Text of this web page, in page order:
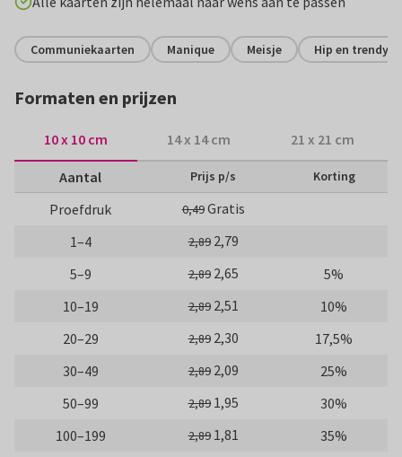
Communiekaarten Manique Meisje Hip en trendy
Formaten en prijzen
10 x 10 cm 14 x 14 cm 21 x 21 cm
Aantal Prijs p/s Korting
Proefdruk 0,49Gratis
1–4
2,89 2,79
5–9
2,89 2,65
5%
10–19
2,89 2,51
10%
20–29
2,89 2,30
17,5%
30–49
2,89 2,09
25%
50–99
2,89 1,95
30%
100–199
2,89 1,81
35%